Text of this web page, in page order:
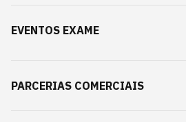
EVENTOS EXAME
PARCERIAS COMERCIAIS